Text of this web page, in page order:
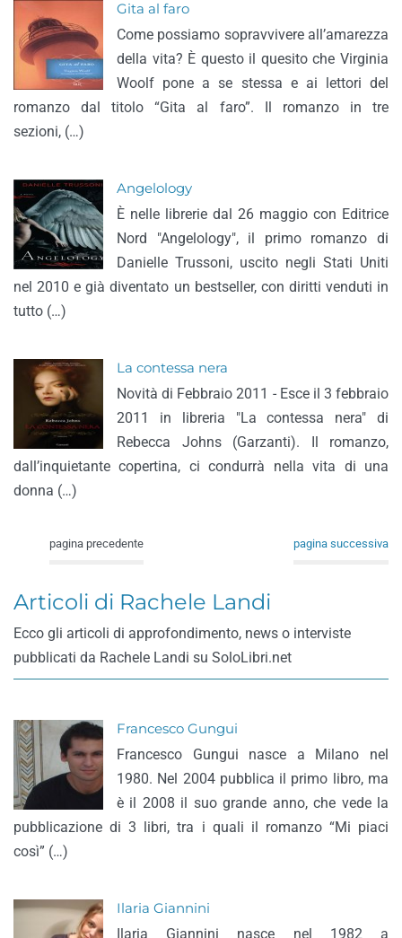
Gita al faro
Come possiamo sopravvivere all’amarezza
della vita? È questo il quesito che Virginia
Woolf pone a se stessa e ai lettori del
romanzo dal titolo “Gita al faro”. Il romanzo in tre
sezioni, (…)
Angelology
È nelle librerie dal 26 maggio con Editrice
Nord "Angelology", il primo romanzo di
Danielle Trussoni, uscito negli Stati Uniti
nel 2010 e già diventato un bestseller, con diritti venduti in
tutto (…)
La contessa nera
Novità di Febbraio 2011 - Esce il 3 febbraio
2011 in libreria "La contessa nera" di
Rebecca Johns (Garzanti). Il romanzo,
dall’inquietante copertina, ci condurrà nella vita di una
donna (…)
pagina precedente pagina successiva
Articoli di Rachele Landi
Ecco gli articoli di approfondimento, news o interviste
pubblicati da Rachele Landi su SoloLibri.net
Francesco Gungui
Francesco Gungui nasce a Milano nel
1980. Nel 2004 pubblica il primo libro, ma
è il 2008 il suo grande anno, che vede la
pubblicazione di 3 libri, tra i quali il romanzo “Mi piaci
così” (…)
Ilaria Giannini
Ilaria Giannini nasce nel 1982 a